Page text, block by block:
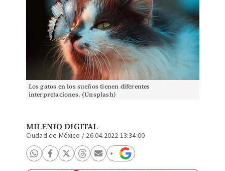
Los gatos en los sueños tienen diferentes
interpretaciones. (Unsplash)
MILENIO DIGITAL
Ciudad de México / 26.04.2022 13:34:00